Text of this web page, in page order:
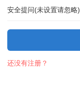
安全提问(未设置请忽略)
还没有注册？